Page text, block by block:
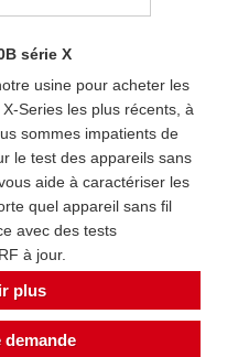
série X
usine pour acheter les
Series les plus récents, à
sommes impatients de
le test des appareils sans
aide à caractériser les
quel appareil sans fil
avec des tests
à jour.
plus
demande